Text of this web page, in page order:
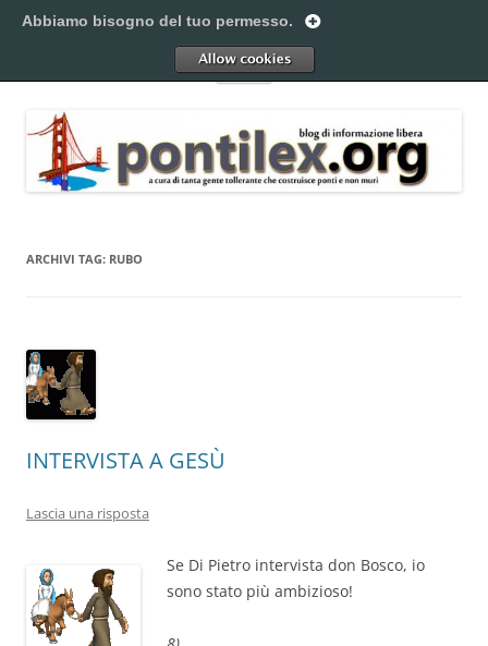
al
Pontilex
Menu
ARCHIVI TAG: RUBO
INTERVISTA A GESÙ
Lascia una risposta
Se Di Pietro intervista don Bosco, io
sono stato più ambizioso!
Abbiamo bisogno del tuo permesso.